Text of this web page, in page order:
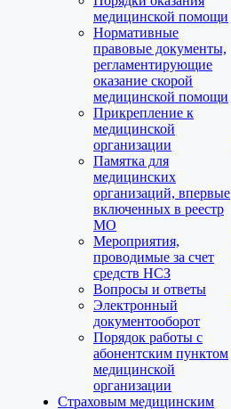
медицинской помощи
Нормативные
правовые документы,
регламентирующие
оказание скорой
медицинской помощи
Прикрепление к
медицинской
организации
Памятка для
медицинских
организаций, впервые
включенных в реестр
МО
Мероприятия,
проводимые за счет
средств НСЗ
Вопросы и ответы
Электронный
документооборот
Порядок работы с
абонентским пунктом
медицинской
организации
Страховым медицинским